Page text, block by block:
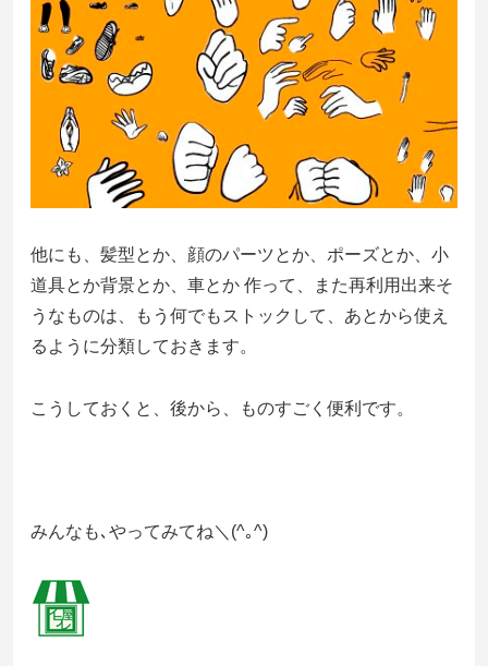
他にも、髪型とか、顔のパーツとか、ポーズとか、小
道具とか背景とか、車とか 作って、また再利用出来そ
うなものは、もう何でもストックして、あとから使え
るように分類しておきます。
こうしておくと、後から、ものすごく便利です。
みんなも､やってみてね＼(^｡^)